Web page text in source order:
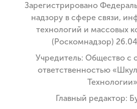
Зарегистрировано
надзору в сфере связи,
технологий и массовых
(Роскомнадзор)
Учредитель: Общество с
ответственностью
Технологии»
Главный редактор: